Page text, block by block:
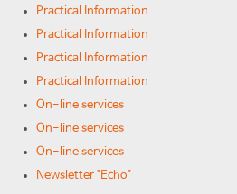
Practical Information
Practical Information
Practical Information
Practical Information
On-line services
On-line services
On-line services
Newsletter "Echo"